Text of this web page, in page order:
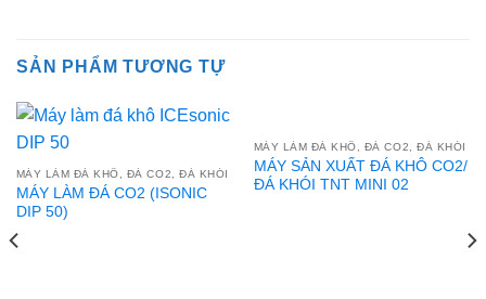
SẢN PHẨM TƯƠNG TỰ
MÁY LÀM ĐÁ KHÔ, ĐÁ CO2, ĐÁ KHÓI
MÁY LÀM ĐÁ CO2 (ISONIC
DIP 50)
MÁY LÀM ĐÁ KHÔ, ĐÁ CO2, ĐÁ KHÓI
MÁY SẢN XUẤT ĐÁ KHÔ CO2/
ĐÁ KHÓI TNT MINI 02